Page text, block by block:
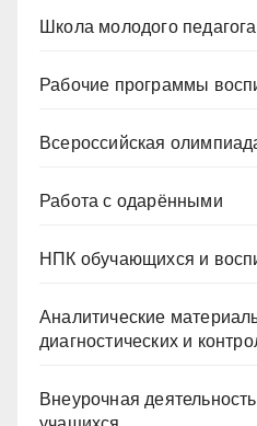
Школа молодого
Рабочие программы
Всероссийская
Работа с одарёнными
НПК обучающихся и
Аналитические
диагностических и
Внеурочная